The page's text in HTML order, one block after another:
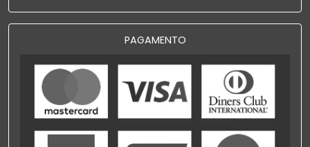
PAGAMENTO